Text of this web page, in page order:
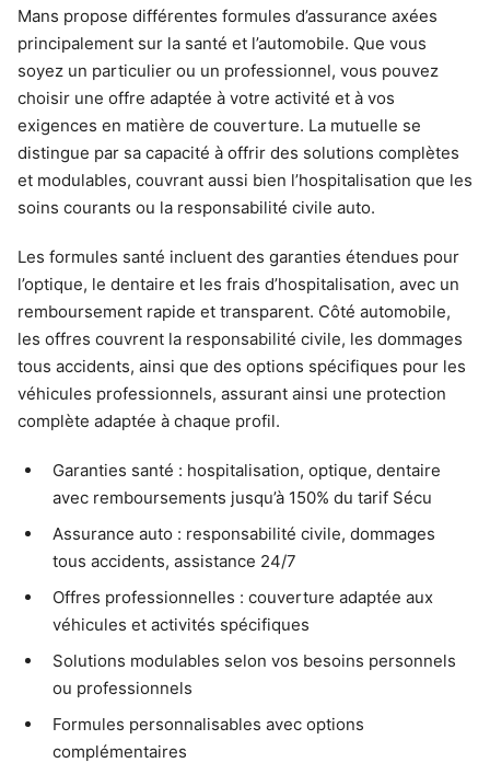
Mans propose différentes formules d’assurance axées
principalement sur la santé et l’automobile. Que vous
soyez un particulier ou un professionnel, vous pouvez
choisir une offre adaptée à votre activité et à vos
exigences en matière de couverture. La mutuelle se
distingue par sa capacité à offrir des solutions complètes
et modulables, couvrant aussi bien l’hospitalisation que les
soins courants ou la responsabilité civile auto.
Les formules santé incluent des garanties étendues pour
l’optique, le dentaire et les frais d’hospitalisation, avec un
remboursement rapide et transparent. Côté automobile,
les offres couvrent la responsabilité civile, les dommages
tous accidents, ainsi que des options spécifiques pour les
véhicules professionnels, assurant ainsi une protection
complète adaptée à chaque profil.
Garanties santé : hospitalisation, optique, dentaire
avec remboursements jusqu’à 150% du tarif Sécu
Assurance auto : responsabilité civile, dommages
tous accidents, assistance 24/7
Offres professionnelles : couverture adaptée aux
véhicules et activités spécifiques
Solutions modulables selon vos besoins personnels
ou professionnels
Formules personnalisables avec options
complémentaires